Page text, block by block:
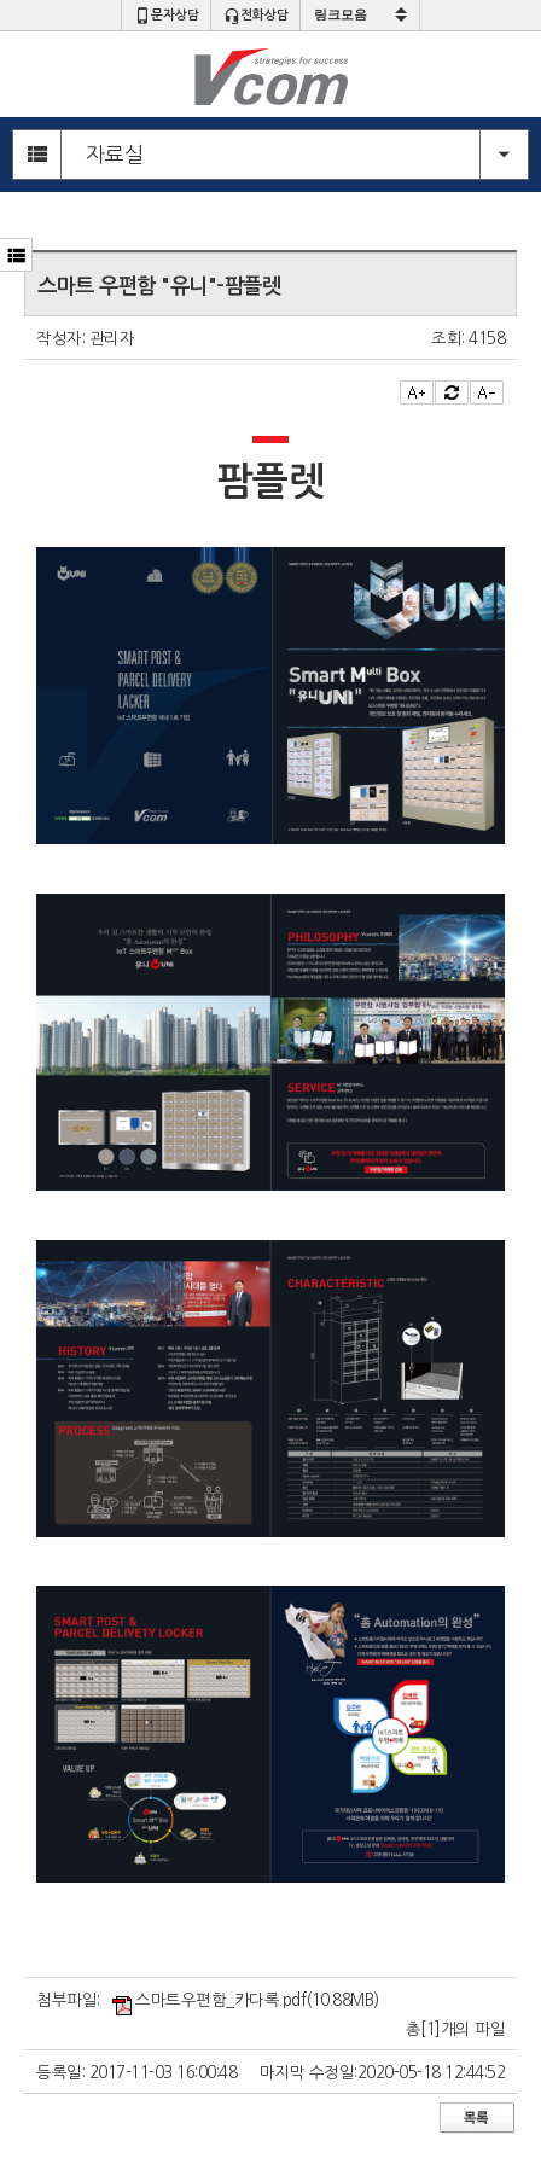
문자상담 전화상담
주
영
자료실
메
뉴
본
스마트 우편함 "유니"-팜플렛
작성자: 관리자 조회: 4158
팜플렛
첨부파일:
스마트우편함_카다록.pdf(10.88MB)
총[ 1 ]개의 파일
등록일: 2017-11-03 16:00:48 마지막 수정일:2020-05-18 12:44:52